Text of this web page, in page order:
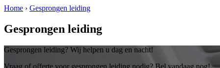
Home › Gesprongen leiding
Gesprongen leiding
Gesprongen leiding? Wij helpen u dag en nacht!
Vraag of offerte voor gesprongen leiding nodig? Bel vandaag nog!